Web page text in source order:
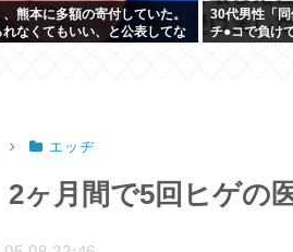
熊本に多額の寄付していた。
なくてもいい、と公表してな
30代男性「
チ●コで負け
エッヂ
2ヶ月間で5回ヒゲの